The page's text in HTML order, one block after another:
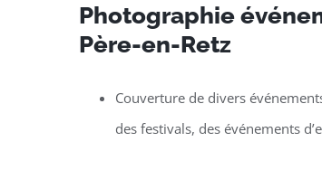
Photographie
Père-en-Retz
Couverture de divers
des festivals, des événements